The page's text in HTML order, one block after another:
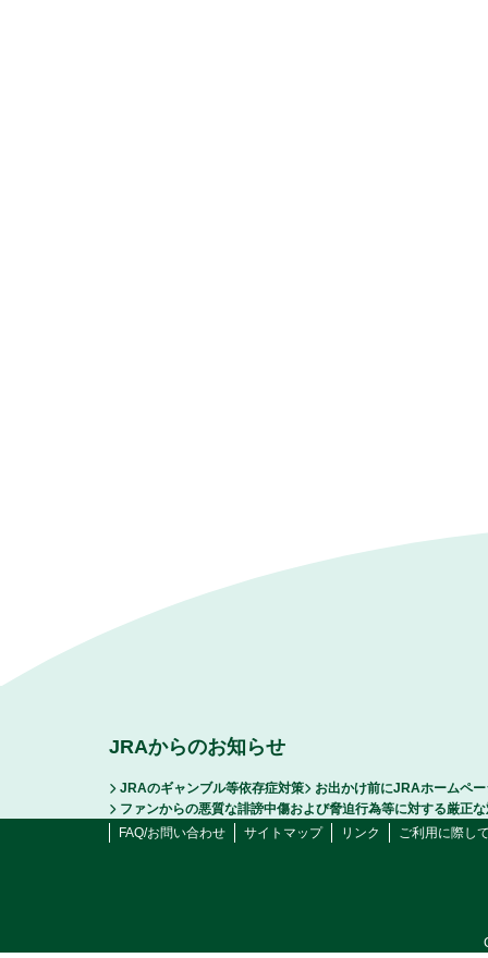
JRAからのお知らせ
JRAのギャンブル等依存症対策
お出かけ前にJRAホームペ
ファンからの悪質な誹謗中傷および脅迫行為等に対する厳正
FAQ/お問い合わせ
サイトマップ リンク ご利用に際し